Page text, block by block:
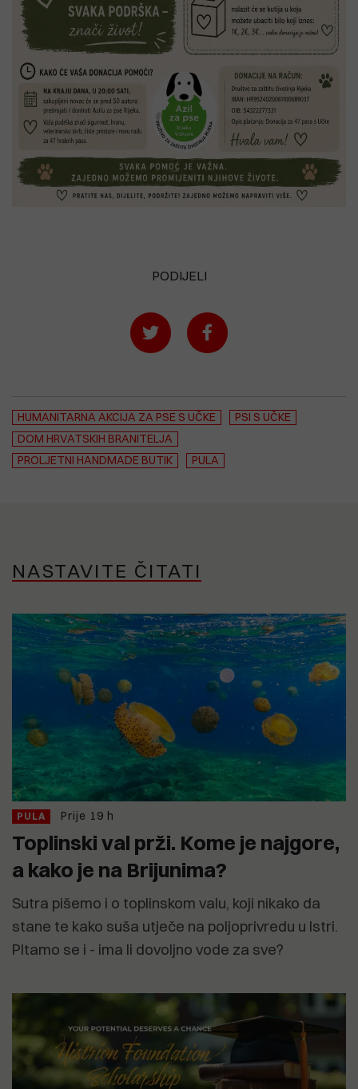
PODIJELI
HUMANITARNA AKCIJA ZA PSE S UČKE
PSI S UČKE
DOM HRVATSKIH BRANITELJA
PROLJETNI HANDMADE BUTIK
PULA
NASTAVITE ČITATI
PULA Prije 19 h
Toplinski val prži. Kome je najgore,
a kako je na Brijunima?
Sutra pišemo i o toplinskom valu, koji nikako da
stane te kako suša utječe na poljoprivredu u Istri.
PItamo se i - ima li dovoljno vode za sve?